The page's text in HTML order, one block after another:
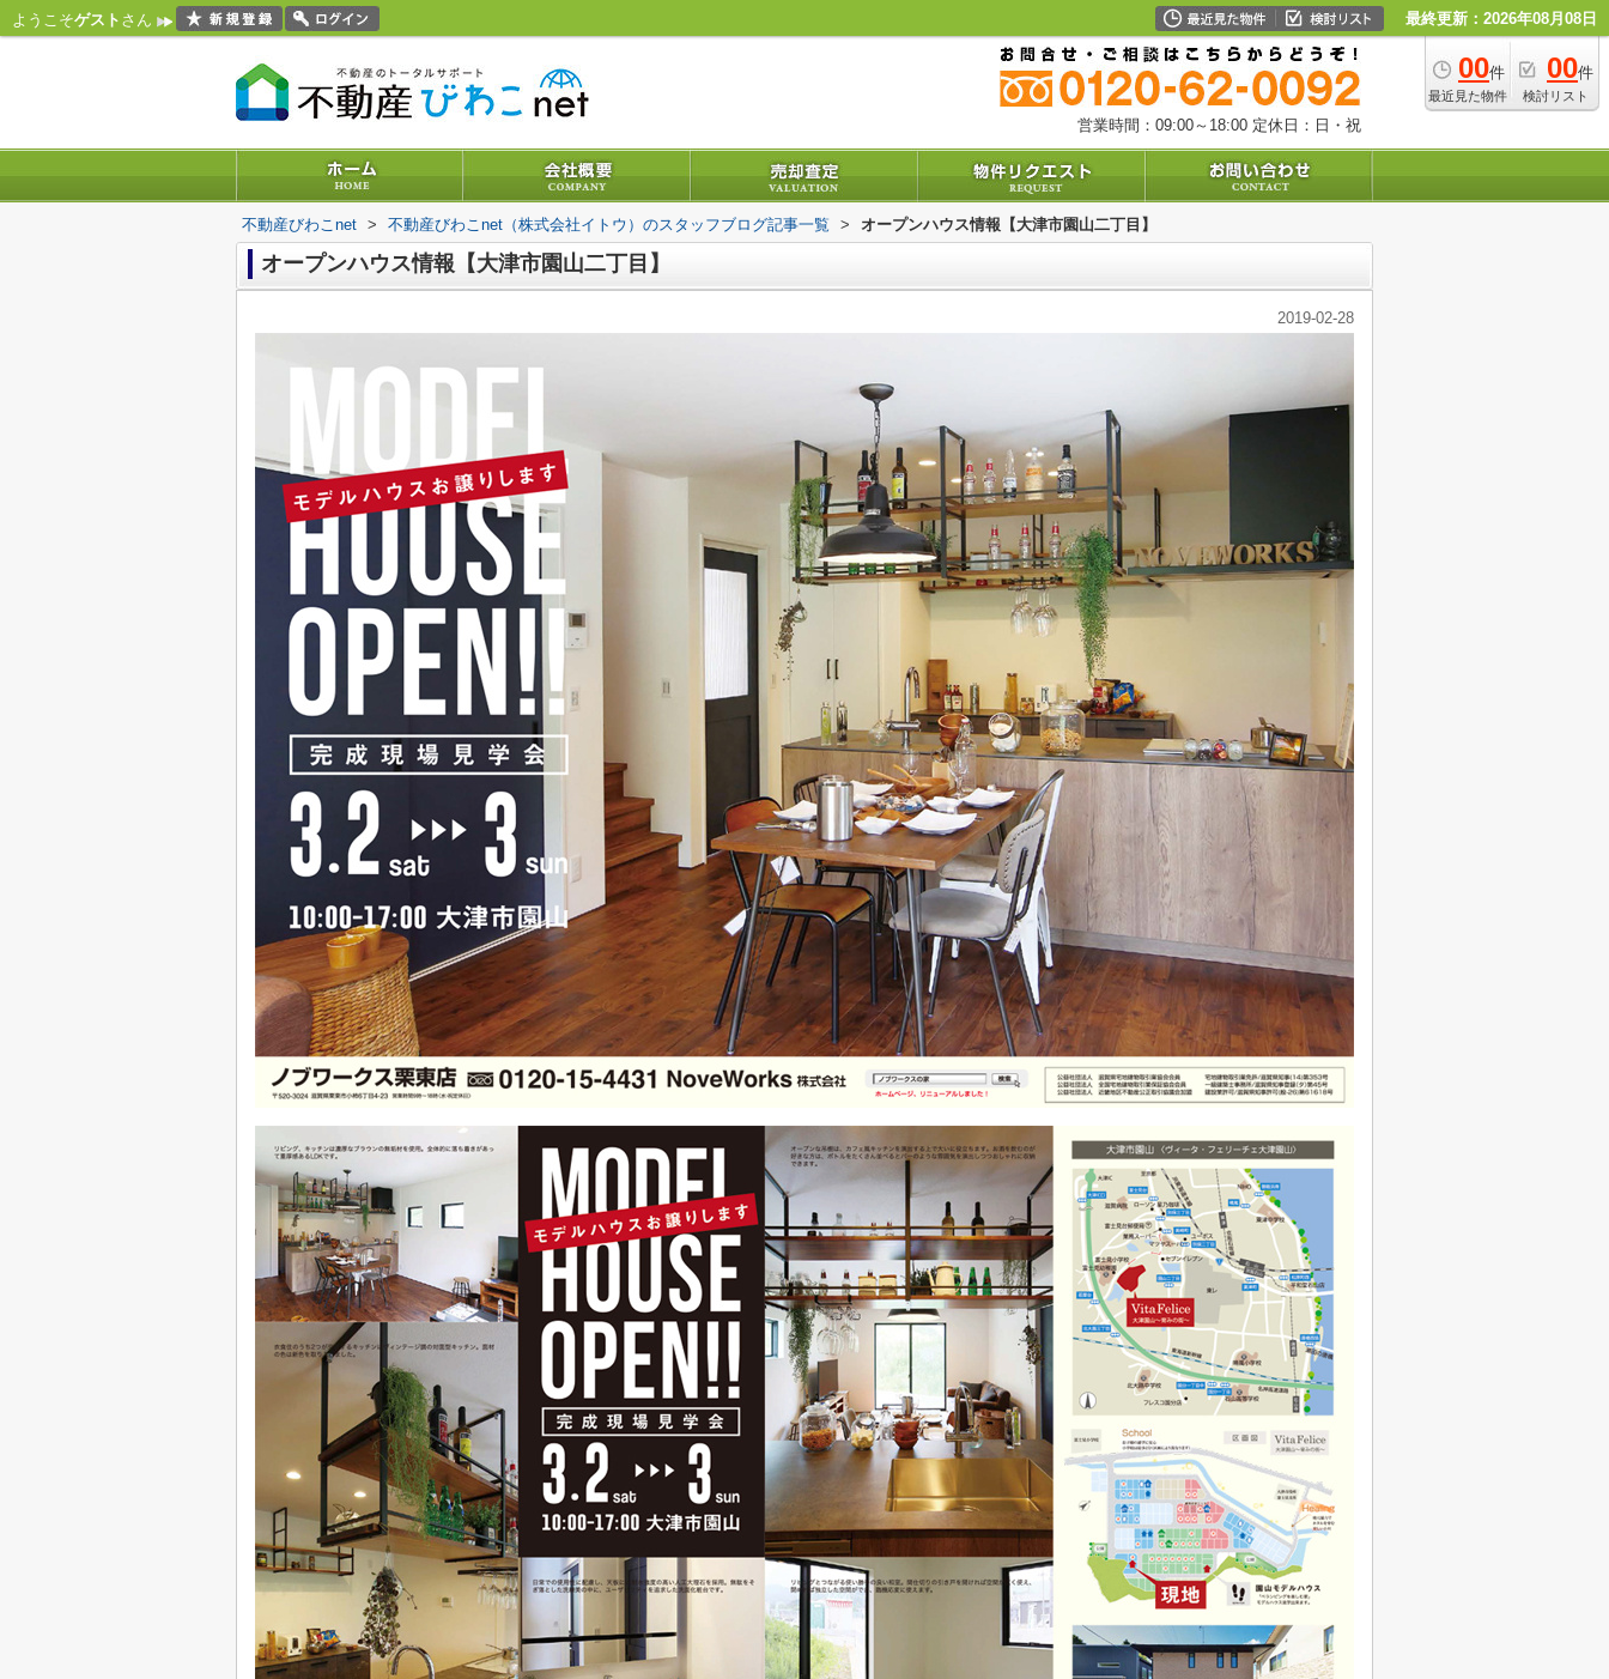
ようこそゲスト さん 最終更新：2026年08月08日
00件
最近見た物件
00件
検討リスト
営業時間：09:00～18:00 定休日：日・祝
不動産びわこnet > 不動産びわこnet（株式会社イトウ）のスタッフブログ記事一覧 > オープンハウス情報【大津市園山二丁目】
オープンハウス情報【大津市園山二丁目】
2019-02-28